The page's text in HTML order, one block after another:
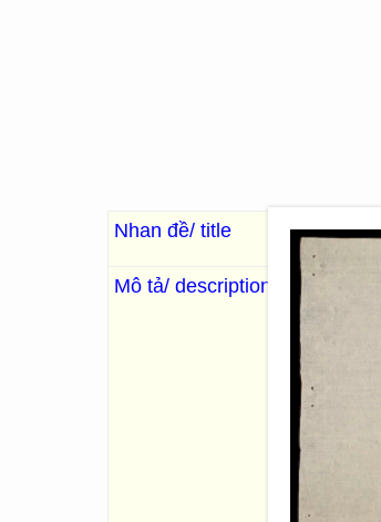
Nhan đề/ title Hoàng
Mô tả/ description
. Tổng tài:
Văn Thành
sĩ Dương
中學士萊
thập nhị
Bộ luật đầu
gọi là luật
(hình vẽ về
hình 五刑,
(Chức chế